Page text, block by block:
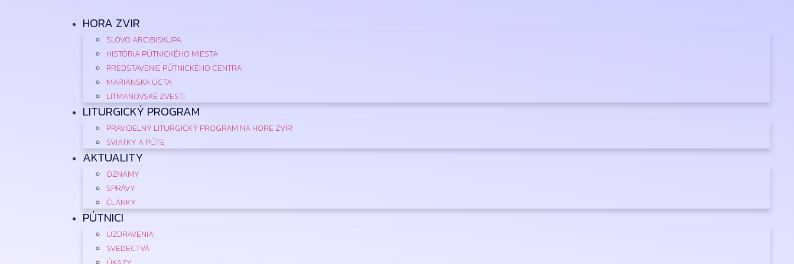
HORA ZVIR
SLOVO ARCIBISKUPA
HISTÓRIA PÚTNICKÉHO MIESTA
PREDSTAVENIE PÚTNICKÉHO CENTRA
MARIÁNSKA ÚCTA
LITMANOVSKÉ ZVESTI
LITURGICKÝ PROGRAM
PRAVIDELNÝ LITURGICKÝ PROGRAM NA HORE ZVIR
SVIATKY A PÚTE
AKTUALITY
OZNAMY
SPRÁVY
ČLÁNKY
PÚTNICI
UZDRAVENIA
SVEDECTVÁ